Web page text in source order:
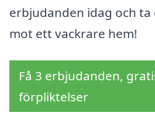
erbjudanden idag och
mot ett vackrare hem!
Få 3 erbjudanden,
förpliktelser